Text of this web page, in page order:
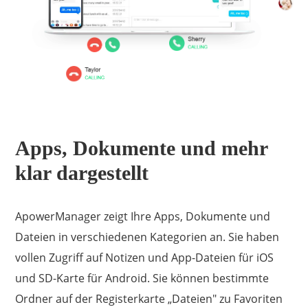
Apps, Dokumente und mehr
klar dargestellt
ApowerManager zeigt Ihre Apps, Dokumente und
Dateien in verschiedenen Kategorien an. Sie haben
vollen Zugriff auf Notizen und App-Dateien für iOS
und SD-Karte für Android. Sie können bestimmte
Ordner auf der Registerkarte „Dateien" zu Favoriten